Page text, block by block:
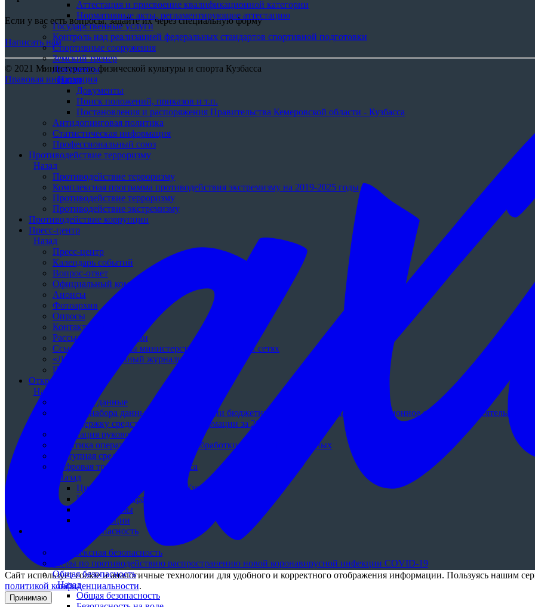
Аттестация и присвоение квалификационной категории
Нормативные акты, регламентирующие аттестацию
Государственные услуги
Контроль над реализацией федеральных стандартов спортивной подготовки
Спортивные сооружения
Земский тренер
Документы
Назад
Документы
Поиск положений, приказов и т.п.
Постановления и распоряжения Правительства Кемеровской области - Кузбасса
Антидопинговая политика
Статистическая информация
Профессиональный союз
Противодействие терроризму
Назад
Противодействие терроризму
Комплексная программа противодействия экстремизму на 2019-2025 годы
Противодействие терроризму
Противодействие экстремизму
Противодействие коррупции
Пресс-центр
Назад
Пресс-центр
Календарь событий
Вопрос-ответ
Официальный комментарий
Анонсы
Фотоархив
Опросы
Контакты для СМИ
Рассылка в территории
Ссылки на аккаунты министерства в социальных сетях
«Лучший спортивный журналист Кузбасса»
Погода
Открытые данные
Назад
Открытые данные
Паспорт набора данных «О расходовании бюджетных ассигнований на информационное обеспечение
на поддержку средств массовой информации за 2019 год»
Аттестация руководителей
Политика оператора в отношении обработки персональных данных
Доступная среда
Цифровая трансформация Кузбасса
Назад
Цифровая трансформация Кузбасса
Нормативно-правовые акты
Пресс-релизы
Презентации
Комплексная безопасность
Комплексная безопасность
Меры по противодействию распространению новой коронавирусной инфекции COVID-19
Общая безопасность
Назад
Общая безопасность
Если у вас есть вопросы, задайте их через специальную форму
Написать нам
© 2021 Министерство физической культуры и спорта Кузбасса
Правовая информация
Сайт использует cookie и аналогичные технологии для удобного и корректного отображения информации. Пользуясь нашим
политикой конфиденциальности.
Принимаю